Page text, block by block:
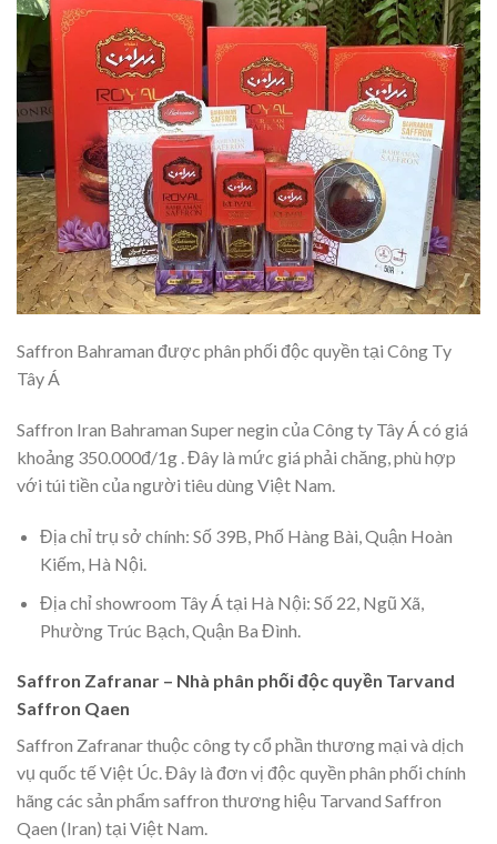
Saffron Bahraman được phân phối độc quyền tại Công Ty
Tây Á
Saffron Iran Bahraman Super negin của Công ty Tây Á có giá
khoảng 350.000đ/1g . Đây là mức giá phải chăng, phù hợp
với túi tiền của người tiêu dùng Việt Nam.
Địa chỉ trụ sở chính: Số 39B, Phố Hàng Bài, Quận Hoàn
Kiếm, Hà Nội.
Địa chỉ showroom Tây Á tại Hà Nội: Số 22, Ngũ Xã,
Phường Trúc Bạch, Quận Ba Đình.
Saffron Zafranar – Nhà phân phối độc quyền Tarvand
Saffron Qaen
Saffron Zafranar thuộc công ty cổ phần thương mại và dịch
vụ quốc tế Việt Úc. Đây là đơn vị độc quyền phân phối chính
hãng các sản phẩm saffron thương hiệu Tarvand Saffron
Qaen (Iran) tại Việt Nam.